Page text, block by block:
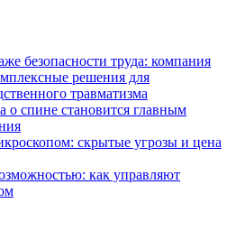
безопасности труда: компания
решения для
травматизма
о спине становится главным
скрытые угрозы и цена
как управляют